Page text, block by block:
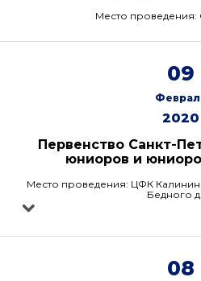
Место проведения:
09
2020
Первенство Санкт-
юниоров и
Место проведения: ЦФК
Бедного
08